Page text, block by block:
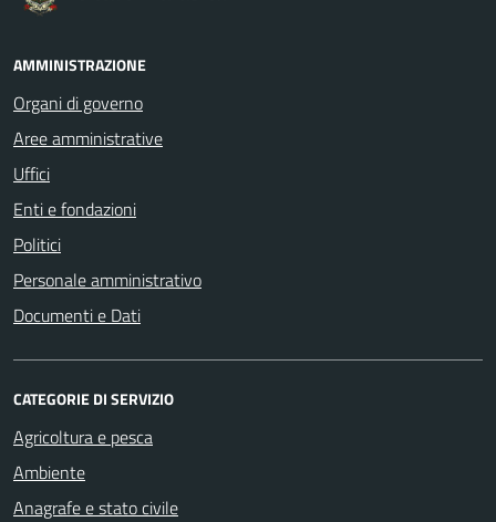
AMMINISTRAZIONE
Organi di governo
Aree amministrative
Uffici
Enti e fondazioni
Politici
Personale amministrativo
Documenti e Dati
CATEGORIE DI SERVIZIO
Agricoltura e pesca
Ambiente
Anagrafe e stato civile